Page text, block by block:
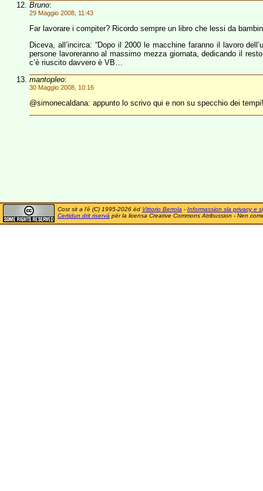
Bruno:
29 Maggio 2008, 11:43
Far lavorare i compiter? Ricordo sempre un libro che lessi da
Diceva, all’incirca: “Dopo il 2000 le macchine faranno il lavoro
persone lavoreranno al massimo mezza giornata, dedicando il
c’è riuscito davvero è VB…
mantopleo:
30 Maggio 2008, 10:16
@simonecaldana: appunto lo scrivo qui e non su specchio dei tempi!
Cost sit a l'è (C) 1995-2026 ëd Vittorio Bertola - Informassion sla privacy e
Certidun drit riservà për la licensa Creative Commons Atribussion - Nen